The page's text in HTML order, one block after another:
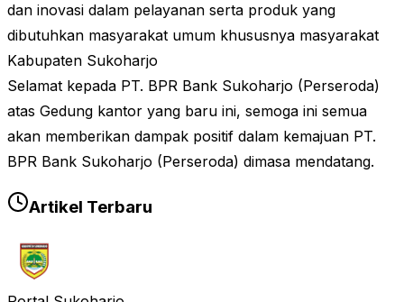
dan inovasi dalam pelayanan serta produk yang
dibutuhkan masyarakat umum khususnya masyarakat
Kabupaten Sukoharjo
Selamat kepada PT. BPR Bank Sukoharjo (Perseroda)
atas Gedung kantor yang baru ini, semoga ini semua
akan memberikan dampak positif dalam kemajuan PT.
BPR Bank Sukoharjo (Perseroda) dimasa mendatang.
Artikel Terbaru